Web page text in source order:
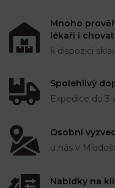
Mnoho
lékaři i
k dispozici
Spolehlivý
Expedice do 3
Osobní
u nás v
Nabídky na